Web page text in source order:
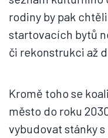
rodiny by pak
startovacích bytů
či rekonstrukci až
Kromě toho se
město do roku
vybudovat stánky